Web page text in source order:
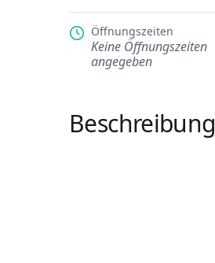
Öffnungszeiten
Keine Öffnungszeiten
angegeben
Beschreibung